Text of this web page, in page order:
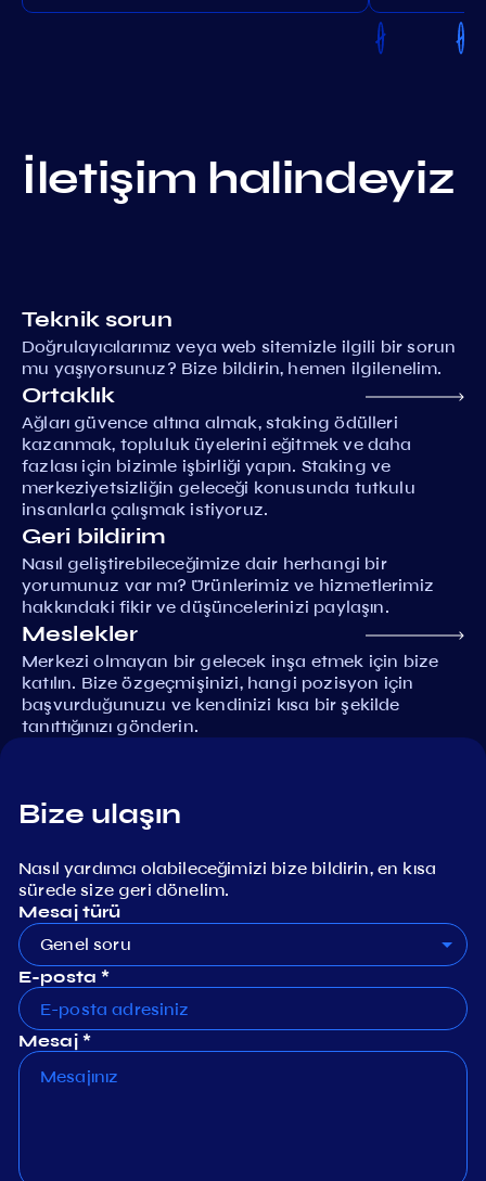
İletişim halindeyiz
Teknik sorun
Doğrulayıcılarımız veya web sitemizle ilgili bir sorun
mu yaşıyorsunuz? Bize bildirin, hemen ilgilenelim.
Ortaklık
Ağları güvence altına almak, staking ödülleri
kazanmak, topluluk üyelerini eğitmek ve daha
fazlası için bizimle işbirliği yapın. Staking ve
merkeziyetsizliğin geleceği konusunda tutkulu
insanlarla çalışmak istiyoruz.
Geri bildirim
Nasıl geliştirebileceğimize dair herhangi bir
yorumunuz var mı? Ürünlerimiz ve hizmetlerimiz
hakkındaki fikir ve düşüncelerinizi paylaşın.
Meslekler
Merkezi olmayan bir gelecek inşa etmek için bize
katılın. Bize özgeçmişinizi, hangi pozisyon için
başvurduğunuzu ve kendinizi kısa bir şekilde
tanıttığınızı gönderin.
Bize ulaşın
Nasıl yardımcı olabileceğimizi bize bildirin, en kısa
sürede size geri dönelim.
Mesaj türü
Genel soru
E-posta *
Mesaj *